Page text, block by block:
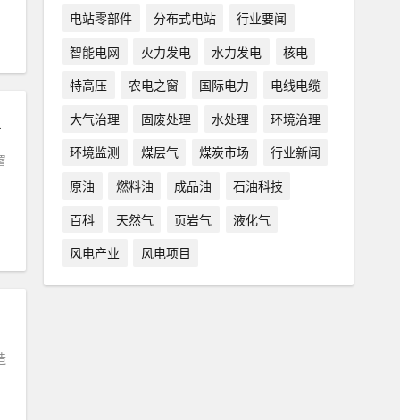
电站零部件
分布式电站
行业要闻
智能电网
火力发电 水力发电
核电
特高压
农电之窗 国际电力
电线电缆
大气治理
固废处理 水处理
环境治理
环境监测
煤层气 煤炭市场
行业新闻
原油
燃料油 成品油
石油科技
百科
天然气 页岩气
液化气
风电产业
风电项目